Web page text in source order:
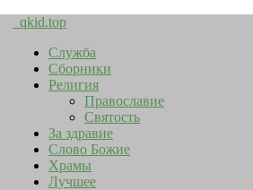
qkid.top
Служба
Сборники
Религия
Православие
Святость
За здравие
Слово Божие
Храмы
Лучшее